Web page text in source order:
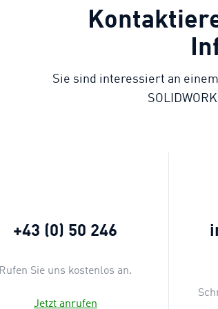
Sie sind interessiert an
+43 (0) 50 246
Rufen Sie uns kostenlos an.
Jetzt anrufen